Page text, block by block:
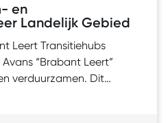
en
Landelijk Gebied
Leert Transitiehubs
“Brabant Leert”
verduurzamen. Dit